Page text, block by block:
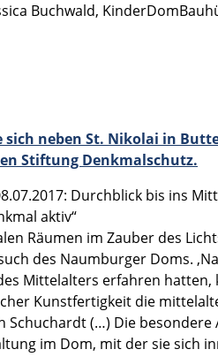
Buchwald,
sich neben St. Nikolai in
Stiftung Denkmal­schutz.
Durch­blick bis ins
aktiv“
Räumen im Zauber des
des Naumbur­ger Doms.
Mittel­al­ters erfah­ren
Kunst­fer­tig­keit die
Schuchardt (…) Die
im Dom, mit der sie sich